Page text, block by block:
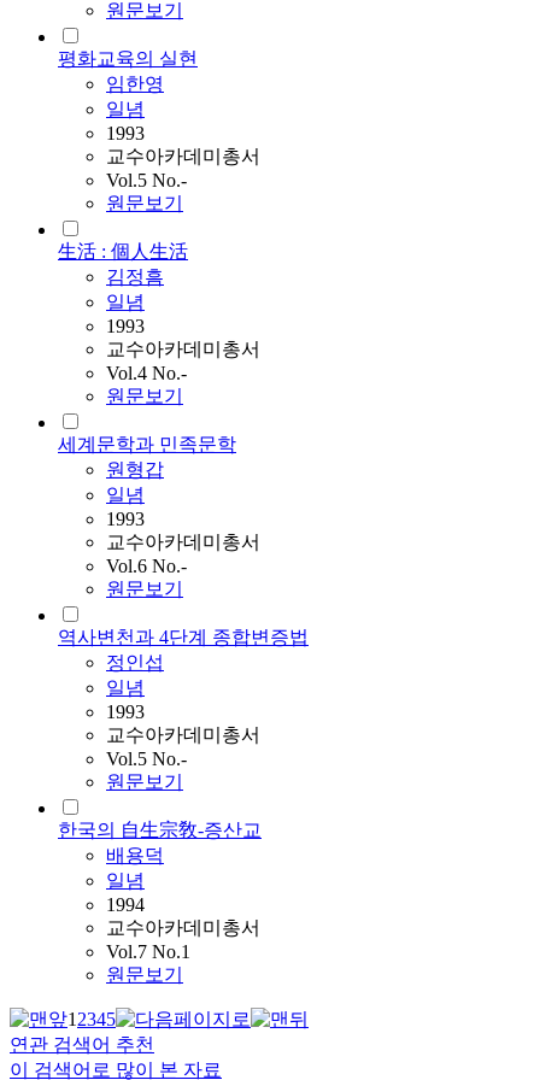
원문보기
평화교육의 실현
임한영
일념
1993
교수아카데미총서
Vol.5 No.-
원문보기
生活 : 個人生活
김정흠
일념
1993
교수아카데미총서
Vol.4 No.-
원문보기
세계문학과 민족문학
원형갑
일념
1993
교수아카데미총서
Vol.6 No.-
원문보기
역사변천과 4단계 종합변증법
정인섭
일념
1993
교수아카데미총서
Vol.5 No.-
원문보기
한국의 自生宗敎-증산교
배용덕
일념
1994
교수아카데미총서
Vol.7 No.1
원문보기
12345
연관 검색어 추천
이 검색어로 많이 본 자료